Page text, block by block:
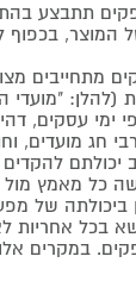
תתבצע
המוצר, בכפוף
מתחייבים
(להלן:
ימי עסקים,
חג מועדים,
יכולתם
כל מאמץ
של
בכל אחריות
במקרים